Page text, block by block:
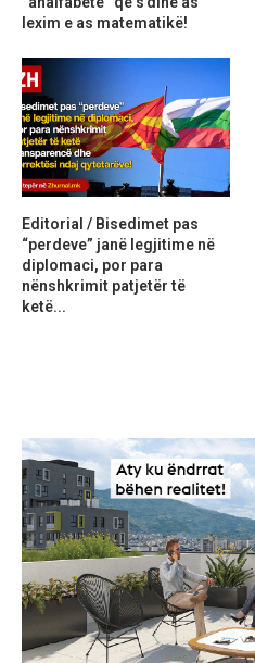
lexim e as matematikë!
Editorial / Bisedimet pas
“perdeve” janë legjitime në
diplomaci, por para
nënshkrimit patjetër të
ketë...